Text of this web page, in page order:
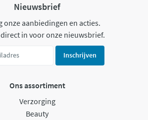
Nieuwsbrief
onze aanbiedingen en acties.
in voor onze nieuwsbrief.
Inschrijven
Ons assortiment
Verzorging
Beauty